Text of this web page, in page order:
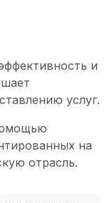
и
услуг.
на
отрасль.